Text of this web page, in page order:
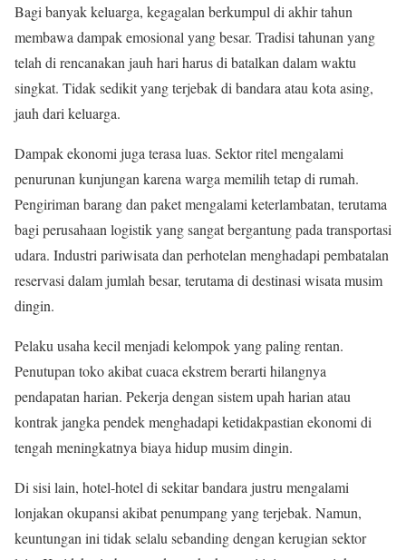
Bagi banyak keluarga, kegagalan berkumpul di akhir tahun
membawa dampak emosional yang besar. Tradisi tahunan yang
telah di rencanakan jauh hari harus di batalkan dalam waktu
singkat. Tidak sedikit yang terjebak di bandara atau kota asing,
jauh dari keluarga.
Dampak ekonomi juga terasa luas. Sektor ritel mengalami
penurunan kunjungan karena warga memilih tetap di rumah.
Pengiriman barang dan paket mengalami keterlambatan, terutama
bagi perusahaan logistik yang sangat bergantung pada transportasi
udara. Industri pariwisata dan perhotelan menghadapi pembatalan
reservasi dalam jumlah besar, terutama di destinasi wisata musim
dingin.
Pelaku usaha kecil menjadi kelompok yang paling rentan.
Penutupan toko akibat cuaca ekstrem berarti hilangnya
pendapatan harian. Pekerja dengan sistem upah harian atau
kontrak jangka pendek menghadapi ketidakpastian ekonomi di
tengah meningkatnya biaya hidup musim dingin.
Di sisi lain, hotel-hotel di sekitar bandara justru mengalami
lonjakan okupansi akibat penumpang yang terjebak. Namun,
keuntungan ini tidak selalu sebanding dengan kerugian sektor